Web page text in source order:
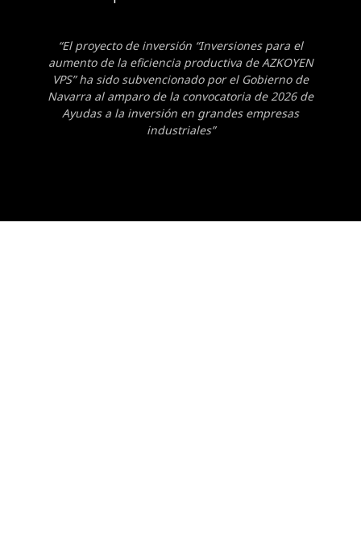
“El proyecto de inversión “Inversiones para el
aumento de la eficiencia productiva de AZKOYEN
VPS” ha sido subvencionado por el Gobierno de
Navarra al amparo de la convocatoria de 2026 de
Ayudas a la inversión en grandes empresas
industriales”